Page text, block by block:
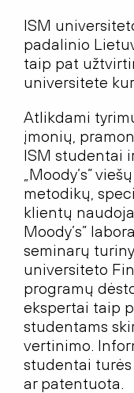
ISM
padalinio
taip pat
universitete
Atlikdami
įmonių,
ISM studentai
„Moody’s”
metodikų,
klientų
Moody’s”
seminarų
universiteto
programų
ekspertai taip
studentams
vertinimo.
studentai
ar patentuota.